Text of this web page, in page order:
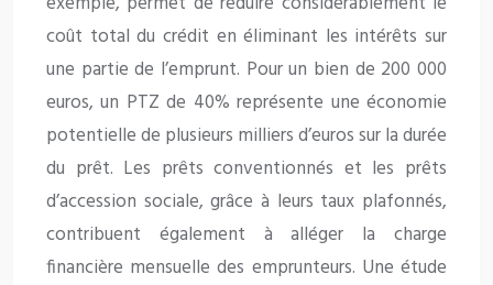
coût total du crédit en éliminant les intérêts sur
une partie de l’emprunt. Pour un bien de 200 000
euros, un PTZ de 40% représente une économie
potentielle de plusieurs milliers d’euros sur la durée
du prêt. Les prêts conventionnés et les prêts
d’accession sociale, grâce à leurs taux plafonnés,
contribuent également à alléger la charge
financière mensuelle des emprunteurs. Une étude